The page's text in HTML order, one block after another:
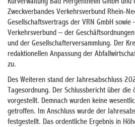
Kurverwaltung Bad Mergentheim GmbH und
Zweckverbandes Verkehrsverbund Rhein-
Gesellschaftsvertrags der VRN GmbH sowie
Verkehrsverbund – der
und der Gesellschafterversammlung. Der
redaktionellen Anpassung der
zu.
Des Weiteren stand der Jahresabschluss
Tagesordnung. Der Schlussbericht über die
vorgestellt. Demnach wurden keine
getroffen. Im Anschluss wurde der
festgestellt. Das ordentliche Ergebnis in